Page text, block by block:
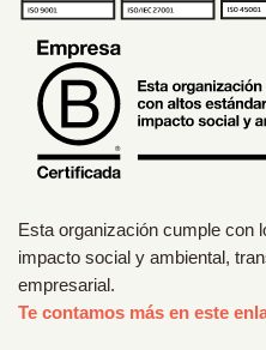
Esta organización cumple con
impacto social y ambiental,
empresarial.
Te contamos más en este